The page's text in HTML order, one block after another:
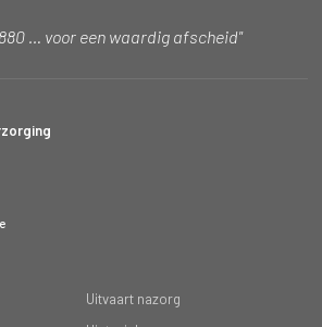
… voor een waardig afscheid"
Uitvaart nazorg